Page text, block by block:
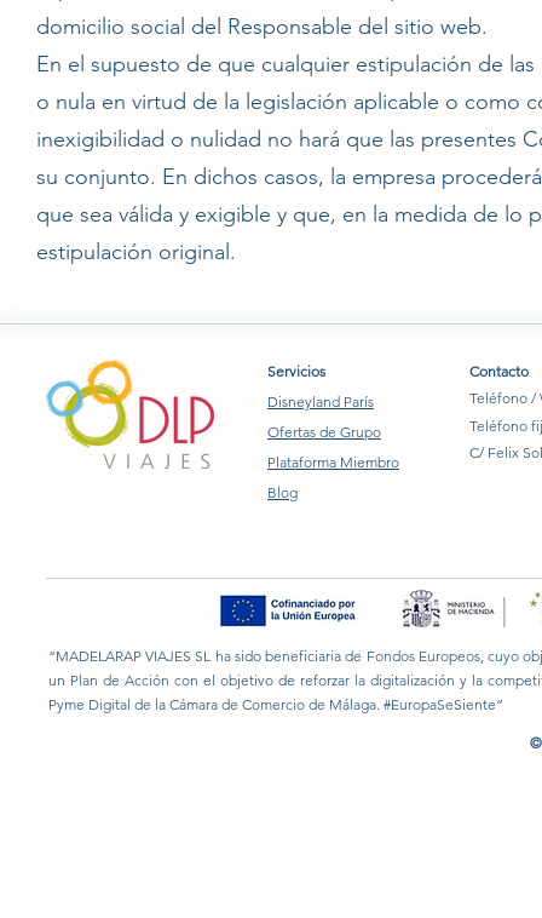
domicilio social del Responsable del sitio web.
En el supuesto de que cualquier estipulación de
o nula en virtud de la legislación aplicable o como
inexigibilidad o nulidad no hará que las presentes
su conjunto. En dichos casos, la empresa
que sea válida y exigible y que, en la medida de
estipulación original.
Servicios
Disneyland París
Ofertas de Grupo
Plataforma Miembro
Blog
Contacto
Teléfono /
Teléfono
C/ Felix
“MADELARAP VIAJES SL ha sido beneficiaria de Fondos Europeos, cuyo
un Plan de Acción con el objetivo de reforzar la digitalización y la
Pyme Digital de la Cámara de Comercio de Málaga. #EuropaSeSiente”
©